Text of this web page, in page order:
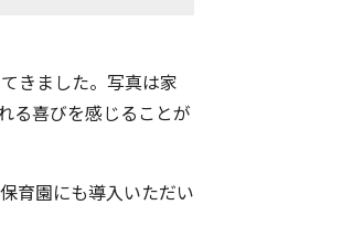
きました。写真は家
る喜びを感じることが
育園にも導入いただい